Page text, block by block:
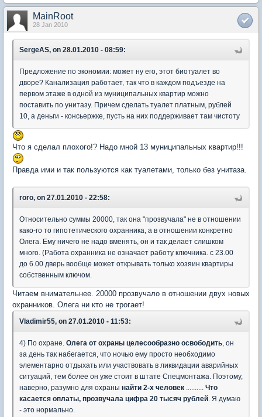
MainRoot
28 Jan 2010
SergeAS, on 28.01.2010 - 08:59:
Предложение по экономии: может ну его, этот биотуалет во
дворе? Канализация работает, так что в каждом подъезде на
первом этаже в одной из муниципальных квартир можно
поставить по унитазу. Причем сделать туалет платным, рублей
10, а деньги - консьержке, пусть на них поддерживает там чистоту
Что я сделал плохого!? Надо мной 13 муниципальных квартир!!!
Правда ими и так пользуются как туалетами, только без унитаза.
roro, on 27.01.2010 - 22:58:
Относительно суммы 20000, так она "прозвучала" не в отношении
како-го то гипотетического охранника, а в отношении конкретно
Олега. Ему ничего не надо вменять, он и так делает слишком
много. (Работа охранника не означает работу ключника. с 23.00
до 6.00 дверь вообще может открывать только хозяин квартиры
собственным ключом.
Читаем внимательнее. 20000 прозвучало в отношении двух новых
охранников. Олега ни кто не трогает!
Vladimir55, on 27.01.2010 - 11:53:
4) По охране. Олега от охраны целесообразно освободить, он
за день так набегается, что ночью ему просто необходимо
элементарно отдыхать или участвовать в ликвидации аварийных
ситуаций, тем более он уже стоит в штате Спецмонтажа. Поэтому,
наверно, разумно для охраны найти 2-х человек .......... Что
касается оплаты, прозвучала цифра 20 тысяч рублей. Я думаю
- это нормально.